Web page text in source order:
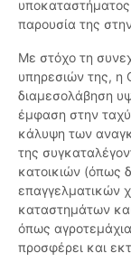
παρουσία της
Με στόχο τη
υπηρεσιών της, η
διαμεσολάβηση
έμφαση στην
κάλυψη των
της
κατοικιών (όπως
επαγγελματικών
καταστημάτων
όπως
προσφέρει και